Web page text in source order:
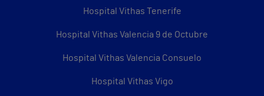
Hospital Vithas Tenerife
Hospital Vithas Valencia 9 de Octubre
Hospital Vithas Valencia Consuelo
Hospital Vithas Vigo